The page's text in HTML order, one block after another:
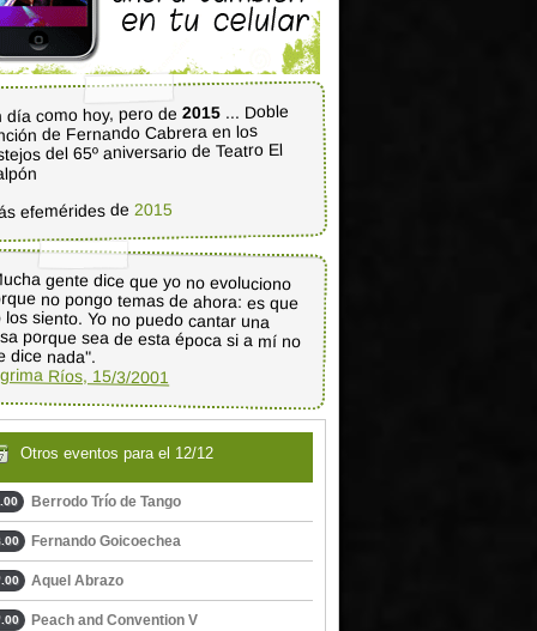
día como hoy, pero de2015 ... Doble
de Fernando Cabrera en los
del 65º aniversario de Teatro El
efemérides de 2015
gente dice que yo no evoluciono
no pongo temas de ahora: es que
los siento. Yo no puedo cantar una
porque sea de esta época si a mí no
dice nada".
Ríos, 15/3/2001
Otros eventos para el 12/12
Berrodo Trío de Tango
Fernando Goicoechea
Aquel Abrazo
Peach and Convention V